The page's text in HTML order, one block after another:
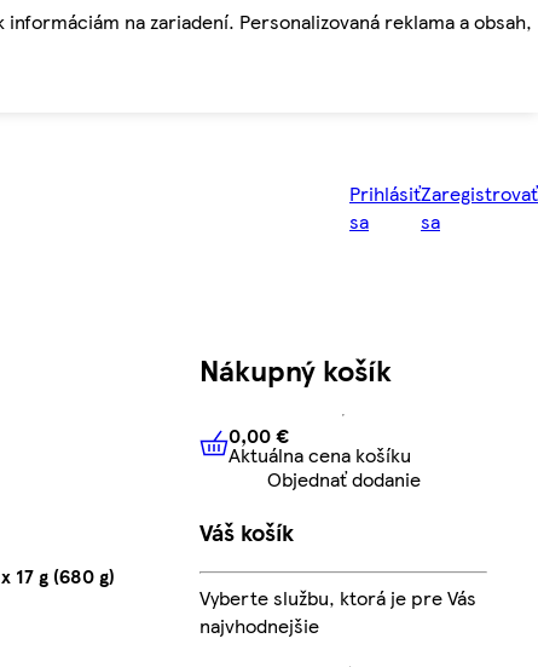
na zariadení. Personalizovaná reklama a obsah,
Prihlásiť
sa
Zaregistrovať
sa
g (680 g)
Nákupný košík
0,00 € Aktuálna cena košíku
0,00 €
Aktuálna cena košíku
Objednať dodanie
Váš košík
Vyberte službu, ktorá je pre Vás
najvhodnejšie